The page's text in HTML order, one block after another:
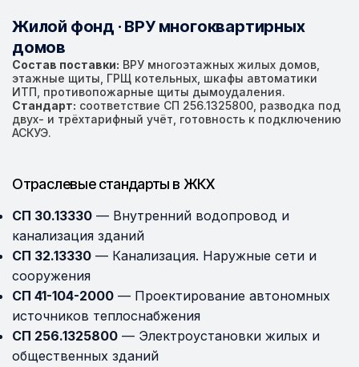
Жилой фонд · ВРУ многоквартирных
домов
Состав поставки: ВРУ многоэтажных жилых домов,
этажные щиты, ГРЩ котельных, шкафы автоматики
ИТП, противопожарные щиты дымоудаления.
Стандарт: соответствие СП 256.1325800, разводка под
двух- и трёхтарифный учёт, готовность к подключению
АСКУЭ.
Отраслевые стандарты в ЖКХ
СП 30.13330 — Внутренний водопровод и
канализация зданий
СП 32.13330 — Канализация. Наружные сети и
сооружения
СП 41-104-2000 — Проектирование автономных
источников теплоснабжения
СП 256.1325800 — Электроустановки жилых и
общественных зданий